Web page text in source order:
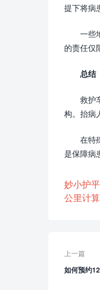
提下将病
一些
的责任仅
总结
救护
构。抬病
在特
是保障病
妙小护
公里计
上一篇
如何预约